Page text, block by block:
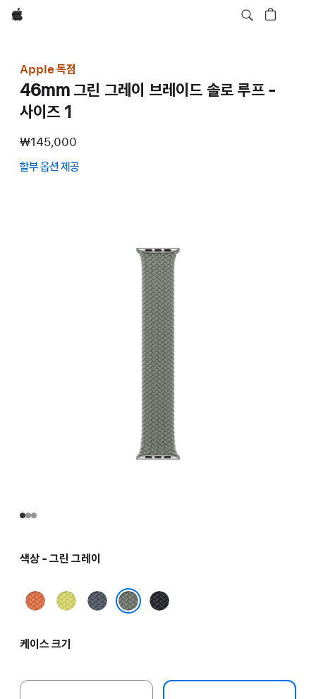
Apple
Apple 독점
46mm 그린 그레이 브레이드 솔로 루프 -
사이즈 1
₩145,000
할부 옵션 제공
색상 - 그린 그레이
터머릭
네온
앵커
미드나이트
케이스 크기